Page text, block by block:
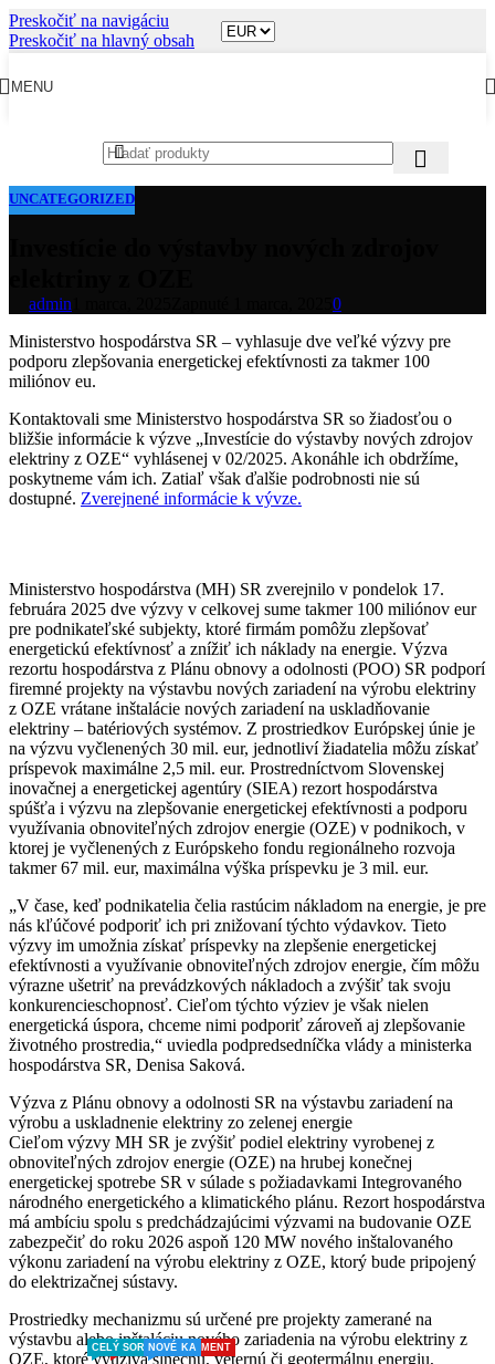
Preskočiť na navigáciu
Preskočiť na hlavný obsah
MENU
UNCATEGORIZED
admin
0
Ministerstvo hospodárstva SR – vyhlasuje dve veľké výzvy pre
podporu zlepšovania energetickej efektívnosti za takmer 100
miliónov eu.
Kontaktovali sme Ministerstvo hospodárstva SR so žiadosťou o
bližšie informácie k výzve „Investície do výstavby nových zdrojov
elektriny z OZE“ vyhlásenej v 02/2025. Akonáhle ich obdržíme,
poskytneme vám ich. Zatiaľ však ďalšie podrobnosti nie sú
dostupné. Zverejnené informácie k vývze.
Ministerstvo hospodárstva (MH) SR zverejnilo v pondelok 17.
februára 2025 dve výzvy v celkovej sume takmer 100 miliónov eur
pre podnikateľské subjekty, ktoré firmám pomôžu zlepšovať
energetickú efektívnosť a znížiť ich náklady na energie. Výzva
rezortu hospodárstva z Plánu obnovy a odolnosti (POO) SR podporí
firemné projekty na výstavbu nových zariadení na výrobu elektriny
z OZE vrátane inštalácie nových zariadení na uskladňovanie
elektriny – batériových systémov. Z prostriedkov Európskej únie je
na výzvu vyčlenených 30 mil. eur, jednotliví žiadatelia môžu získať
príspevok maximálne 2,5 mil. eur. Prostredníctvom Slovenskej
inovačnej a energetickej agentúry (SIEA) rezort hospodárstva
spúšťa i výzvu na zlepšovanie energetickej efektívnosti a podporu
využívania obnoviteľných zdrojov energie (OZE) v podnikoch, v
ktorej je vyčlenených z Európskeho fondu regionálneho rozvoja
takmer 67 mil. eur, maximálna výška príspevku je 3 mil. eur.
„V čase, keď podnikatelia čelia rastúcim nákladom na energie, je pre
nás kľúčové podporiť ich pri znižovaní týchto výdavkov. Tieto
výzvy im umožnia získať príspevky na zlepšenie energetickej
efektívnosti a využívanie obnoviteľných zdrojov energie, čím môžu
výrazne ušetriť na prevádzkových nákladoch a zvýšiť tak svoju
konkurencieschopnosť. Cieľom týchto výziev je však nielen
energetická úspora, chceme nimi podporiť zároveň aj zlepšovanie
životného prostredia,“ uviedla podpredsedníčka vlády a ministerka
hospodárstva SR, Denisa Saková.
Výzva z Plánu obnovy a odolnosti SR na výstavbu zariadení na
výrobu a uskladnenie elektriny zo zelenej energie
Cieľom výzvy MH SR je zvýšiť podiel elektriny vyrobenej z
obnoviteľných zdrojov energie (OZE) na hrubej konečnej
energetickej spotrebe SR v súlade s požiadavkami Integrovaného
národného energetického a klimatického plánu. Rezort hospodárstva
má ambíciu spolu s predchádzajúcimi výzvami na budovanie OZE
zabezpečiť do roku 2026 aspoň 120 MW nového inštalovaného
výkonu zariadení na výrobu elektriny z OZE, ktorý bude pripojený
do elektrizačnej sústavy.
Prostriedky mechanizmu sú určené pre projekty zamerané na
výstavbu alebo inštaláciu nového zariadenia na výrobu elektriny z
OZE, ktoré využíva slnečnú, veternú či geotermálnu energiu,
ZĽAVNENÝ SORTIMENT
CELÝ SORTIMENT
NOVINKA
NOVÉ